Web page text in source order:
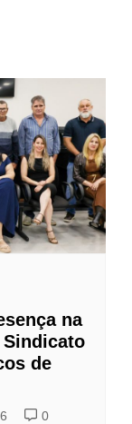
na
de
0